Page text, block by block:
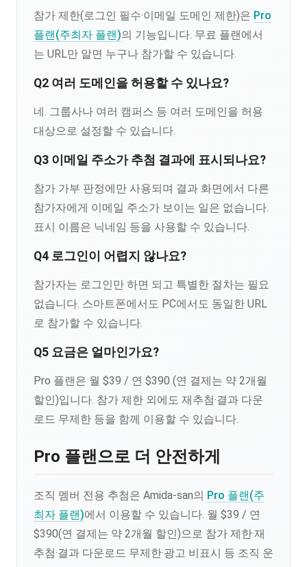
참가 제한(로그인 필수·이메일 도메인 제한)은 Pro
플랜(주최자 플랜)의 기능입니다. 무료 플랜에서
는 URL만 알면 누구나 참가할 수 있습니다.
Q2 여러 도메인을 허용할 수 있나요?
네. 그룹사나 여러 캠퍼스 등 여러 도메인을 허용
대상으로 설정할 수 있습니다.
Q3 이메일 주소가 추첨 결과에 표시되나요?
참가 가부 판정에만 사용되며 결과 화면에서 다른
참가자에게 이메일 주소가 보이는 일은 없습니다.
표시 이름은 닉네임 등을 사용할 수 있습니다.
Q4 로그인이 어렵지 않나요?
참가자는 로그인만 하면 되고 특별한 절차는 필요
없습니다. 스마트폰에서도 PC에서도 동일한 URL
로 참가할 수 있습니다.
Q5 요금은 얼마인가요?
Pro 플랜은 월 $39 / 연 $390 (연 결제는 약 2개월
할인)입니다. 참가 제한 외에도 재추첨·결과 다운
로드 무제한 등을 함께 이용할 수 있습니다.
Pro 플랜으로 더 안전하게
조직 멤버 전용 추첨은 Amida-san의 Pro 플랜(주
최자 플랜)에서 이용할 수 있습니다. 월 $39 / 연
$390(연 결제는 약 2개월 할인)으로 참가 제한·재
추첨·결과 다운로드 무제한·광고 비표시 등 조직 운